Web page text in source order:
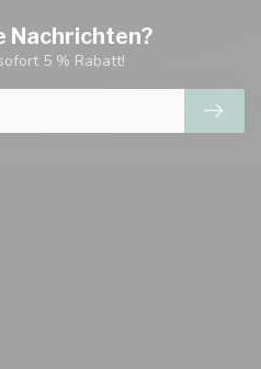
Nachrichten?
5 % Rabatt!